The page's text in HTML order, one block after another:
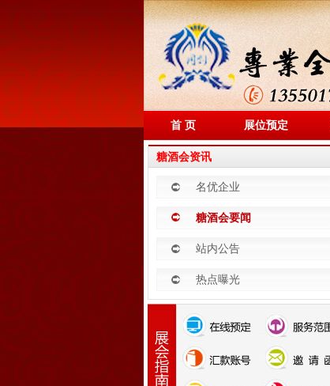
首 页 展位预定
糖酒会资讯
名优企业
糖酒会要闻
站内公告
热点曝光